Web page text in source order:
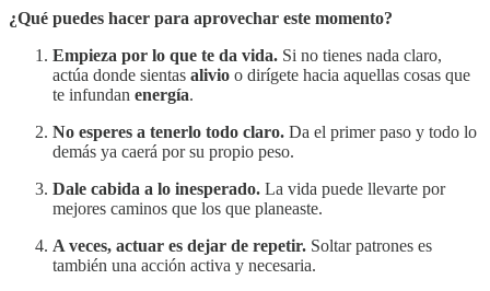
¿Qué puedes hacer para aprovechar este momento?
Empieza por lo que te da vida. Si no tienes nada claro,
actúa donde sientas alivio o dirígete hacia aquellas cosas que
te infundan energía.
No esperes a tenerlo todo claro. Da el primer paso y todo lo
demás ya caerá por su propio peso.
Dale cabida a lo inesperado. La vida puede llevarte por
mejores caminos que los que planeaste.
A veces, actuar es dejar de repetir. Soltar patrones es
también una acción activa y necesaria.